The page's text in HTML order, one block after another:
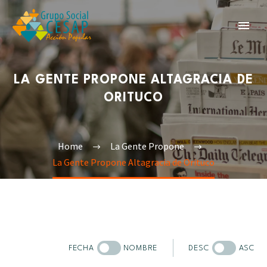
LA GENTE PROPONE ALTAGRACIA DE
ORITUCO
Home
La Gente Propone
La Gente Propone Altagracia de Orituco
FECHA NOMBRE DESC ASC